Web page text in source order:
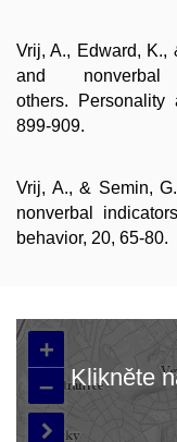
Vrij, A., Edward, K.,
and
others.
899-909.
Vrij, A., & Semin,
nonverbal
behavior, 20, 65-80.
+
–

Klikněte